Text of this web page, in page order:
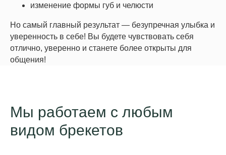
изменение формы губ и челюсти
Но самый главный результат — безупречная улыбка и
уверенность в себе! Вы будете чувствовать себя
отлично, уверенно и станете более открыты для
общения!
Мы работаем с любым
видом брекетов